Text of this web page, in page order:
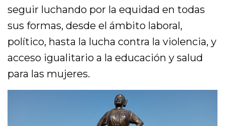
seguir luchando por la equidad en todas
sus formas, desde el ámbito laboral,
político, hasta la lucha contra la violencia, y
acceso igualitario a la educación y salud
para las mujeres.